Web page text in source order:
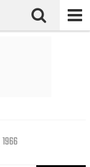
1966